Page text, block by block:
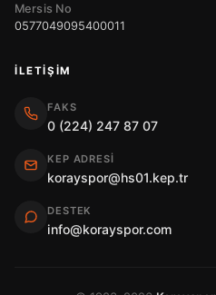
Mersis No
0577049095400011
İLETIŞIM
FAKS
0 (224) 247 87 07
KEP ADRESI
korayspor@hs01.kep.tr
DESTEK
info@korayspor.com